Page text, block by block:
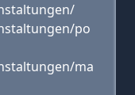
po
ma